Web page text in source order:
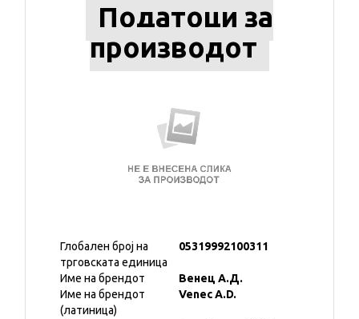
Податоци за
производот
Глобален број на
трговската единица
05319992100311
Име на брендот
Венец А.Д.
Име на брендот
(латиница)
Venec A.D.